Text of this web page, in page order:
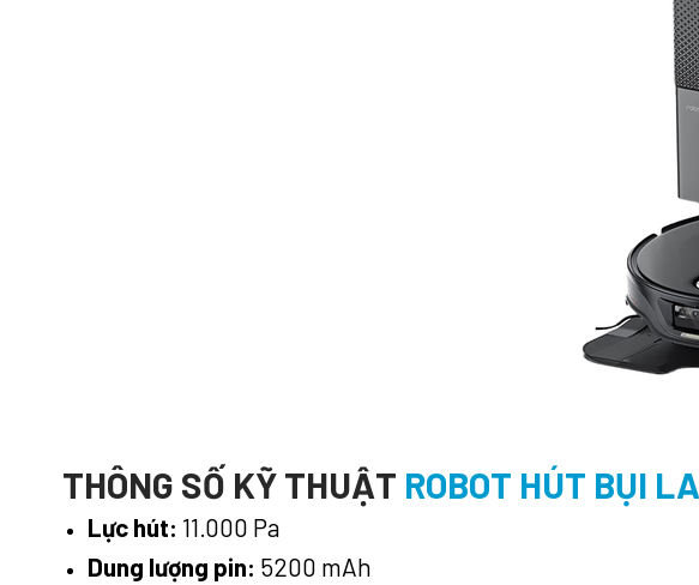
THÔNG SỐ KỸ THUẬT ROBOT HÚT BỤI
Lực hút: 11.000 Pa
Dung lượng pin: 5200 mAh